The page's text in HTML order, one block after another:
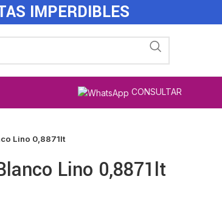
IMPERDIBLES
CONSULTAR
Lino 0,8871lt
Lino 0,8871lt